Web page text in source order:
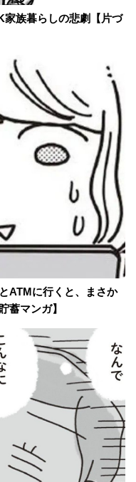
族暮らしの悲劇【片づ
ATMに行くと、まさか
蓄マンガ】